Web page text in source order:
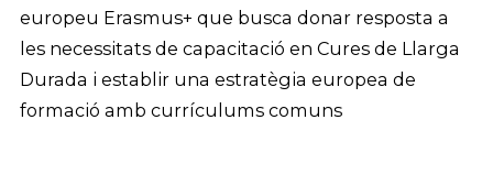
europeu Erasmus+ que busca donar resposta a
les necessitats de capacitació en Cures de Llarga
Durada i establir una estratègia europea de
formació amb currículums comuns